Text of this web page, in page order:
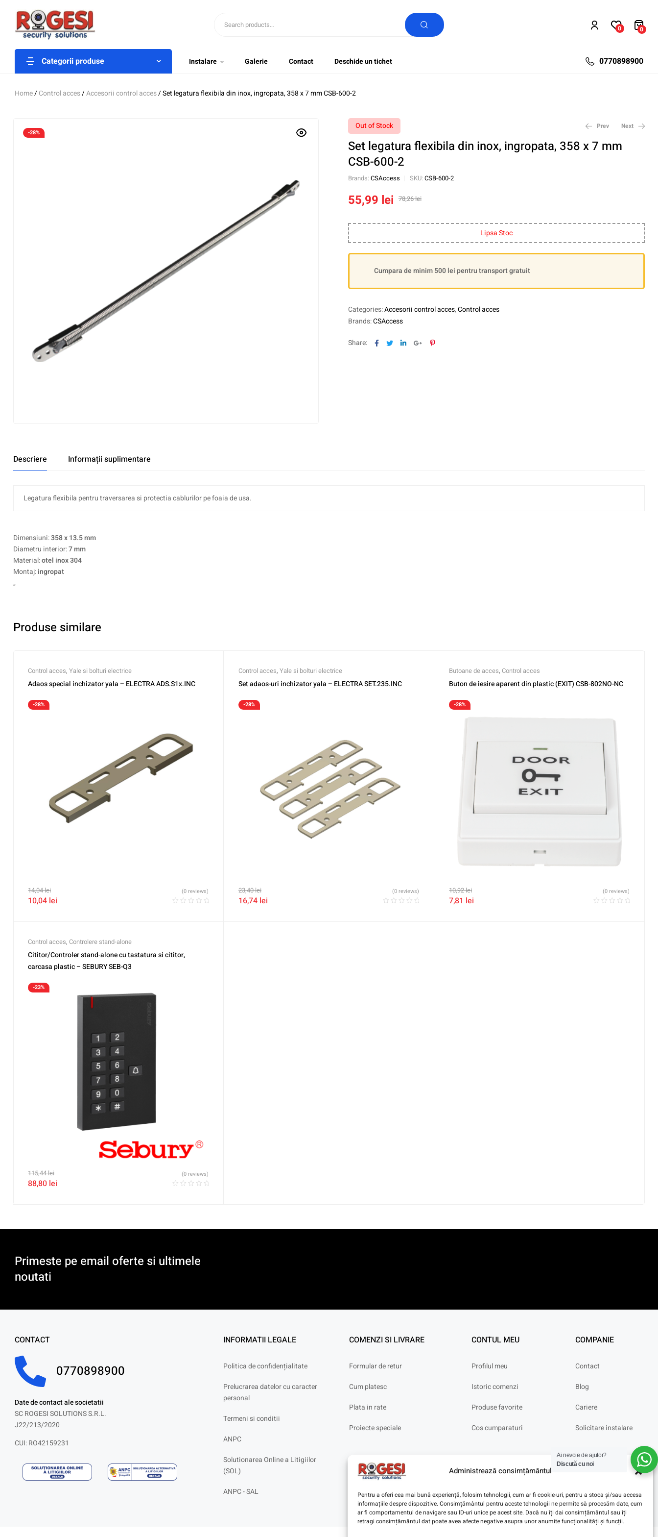
Administrează consimțământul
Pentru a oferi cea mai bună experiență, folosim tehnologii, cum ar fi cookie-uri, pentru a stoca și/sau accesa
informațiile despre dispozitive. Consimțământul pentru aceste tehnologii ne permite să procesăm date, cum
ar fi comportamentul de navigare sau ID-uri unice pe acest site. Dacă nu îți dai consimțământul sau îți
retragi consimțământul dat poate avea afecte negative asupra unor anumite funcționalități și funcții.
0 0
Categorii produse Instalare Galerie Contact Deschide un tichet 0770898900
Home/Control acces/Accesorii control acces/ Set legatura flexibila din inox, ingropata, 358 x 7 mm CSB-600-2
-28%
Out of Stock Prev Next
Set legatura flexibila din inox, ingropata, 358 x 7 mm
CSB-600-2
Brands: CSAccess SKU: CSB-600-2
78,26lei
55,99 lei
Lipsa Stoc
Cumpara de minim 500 lei pentru transport gratuit
Categories:Accesorii control acces,Control acces
Brands:CSAccess
Share: Facebook
TwitterLinkedinGoogle+Pinterest
Descriere Informații suplimentare
Legatura flexibila pentru traversarea si protectia cablurilor pe foaia de usa.
Dimensiuni:358 x 13.5 mm
Diametru interior:7 mm
Material:otel inox 304
Montaj:ingropat
„
Produse similare
Control acces, Yale si bolturi electrice
Adaos special inchizator yala – ELECTRA ADS.S1x.INC
-28%
14,04lei
10,04 lei
(0 reviews)
Control acces, Yale si bolturi electrice
Set adaos-uri inchizator yala – ELECTRA SET.235.INC
-28%
23,40lei
16,74 lei
(0 reviews)
Butoane de acces, Control acces
Buton de iesire aparent din plastic (EXIT) CSB-802NO-NC
-28%
10,92lei
7,81 lei
(0 reviews)
Control acces, Controlere stand-alone
Cititor/Controler stand-alone cu tastatura si cititor,
carcasa plastic – SEBURY SEB-Q3
-23%
115,44lei
88,80 lei
(0 reviews)
Primeste pe email oferte si ultimele
noutati
CONTACT
0770898900
Date de contact ale societatii
SC ROGESI SOLUTIONS S.R.L.
J22/213/2020
CUI: RO42159231
INFORMATII LEGALE
Politica de confidențialitate
Prelucrarea datelor cu caracter
personal
Termeni si conditii
ANPC
Solutionarea Online a Litigiilor
(SOL)
ANPC - SAL
COMENZI SI LIVRARE
Formular de retur
Cum platesc
Plata in rate
Proiecte speciale
CONTUL MEU
Profilul meu
Istoric comenzi
Produse favorite
Cos cumparaturi
COMPANIE
Contact
Blog
Cariere
Solicitare instalare
Ai nevoie de ajutor?
Discută cu noi